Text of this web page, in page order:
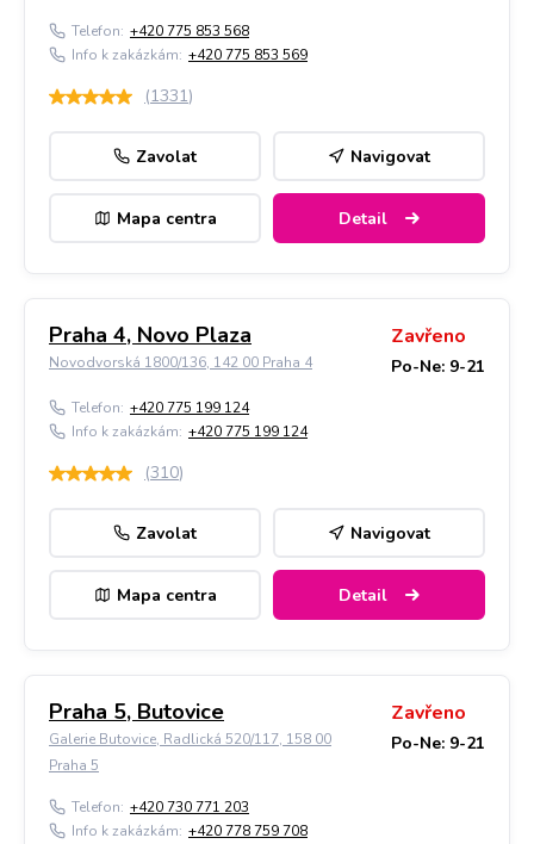
Telefon: +420 775 853 568
Info k zakázkám: +420 775 853 569
(1331)
Zavolat Navigovat
Mapa centra Detail
Praha 4, Novo Plaza
Novodvorská 1800/136, 142 00 Praha 4
Zavřeno
Po-Ne: 9-21
Telefon: +420 775 199 124
Info k zakázkám: +420 775 199 124
(310)
Zavolat Navigovat
Mapa centra Detail
Praha 5, Butovice
Galerie Butovice, Radlická 520/117, 158 00
Praha 5
Zavřeno
Po-Ne: 9-21
Telefon: +420 730 771 203
Info k zakázkám: +420 778 759 708